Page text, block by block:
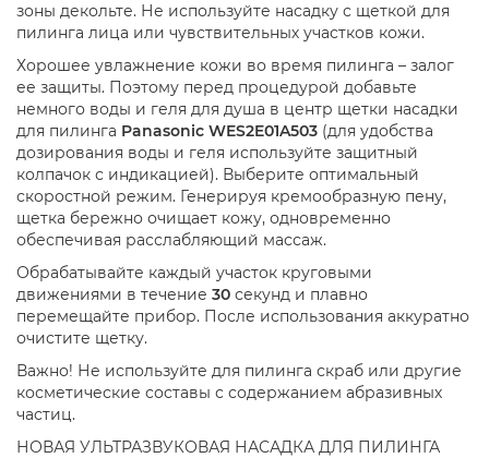
зоны декольте. Не используйте насадку с щеткой для
пилинга лица или чувствительных участков кожи.
Хорошее увлажнение кожи во время пилинга – залог
ее защиты. Поэтому перед процедурой добавьте
немного воды и геля для душа в центр щетки насадки
для пилинга Panasonic WES2E01A503 (для удобства
дозирования воды и геля используйте защитный
колпачок с индикацией). Выберите оптимальный
скоростной режим. Генерируя кремообразную пену,
щетка бережно очищает кожу, одновременно
обеспечивая расслабляющий массаж.
Обрабатывайте каждый участок круговыми
движениями в течение 30 секунд и плавно
перемещайте прибор. После использования аккуратно
очистите щетку.
Важно! Не используйте для пилинга скраб или другие
косметические составы с содержанием абразивных
частиц.
НОВАЯ УЛЬТРАЗВУКОВАЯ НАСАДКА ДЛЯ ПИЛИНГА